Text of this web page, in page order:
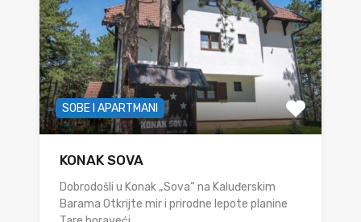
SOBE I APARTMANI
KONAK SOVA
Dobrodošli u Konak „Sova“ na Kaluđerskim
Barama Otkrijte mir i prirodne lepote planine